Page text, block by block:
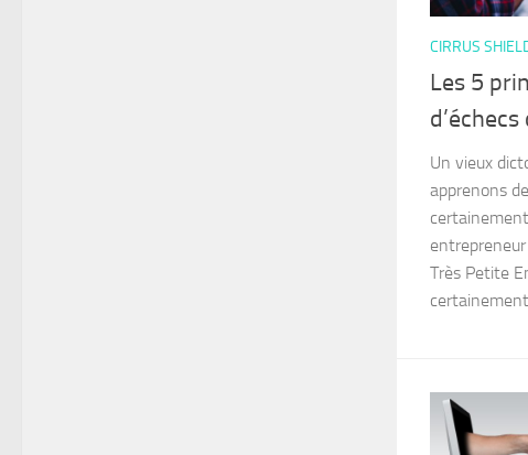
CIRRUS
Les 5
d’échecs
Un vieux
apprenons
Très Petite